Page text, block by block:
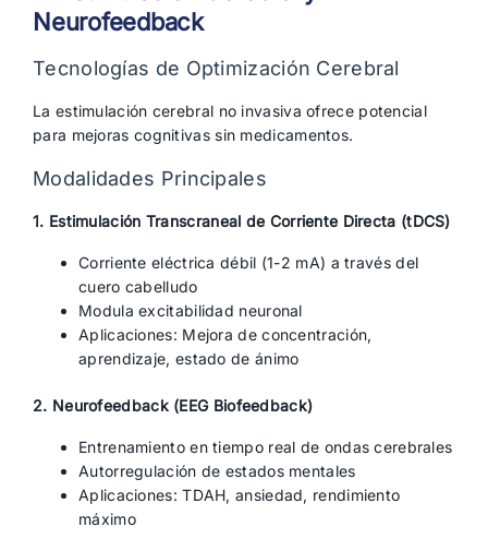
Neurofeedback
Tecnologías de Optimización Cerebral
La estimulación cerebral no invasiva ofrece potencial
para mejoras cognitivas sin medicamentos.
Modalidades Principales
1. Estimulación Transcraneal de Corriente Directa (tDCS)
Corriente eléctrica débil (1-2 mA) a través del
cuero cabelludo
Modula excitabilidad neuronal
Aplicaciones: Mejora de concentración,
aprendizaje, estado de ánimo
2. Neurofeedback (EEG Biofeedback)
Entrenamiento en tiempo real de ondas cerebrales
Autorregulación de estados mentales
Aplicaciones: TDAH, ansiedad, rendimiento
máximo